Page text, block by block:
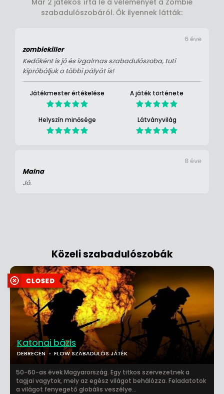
Már 2 játékos írta le a véleményét a Zombie
szabadulószobáról. Ők ilyennek látták:
zombiekiller
Kedőként is jó és izgalmas szabadulószoba, tuti
kipróbáljuk a többi pályát is!
6 éve
Játékmester értékelése A játék története
Helyszín minősége Látványvilág
Malna
Jó.
8 éve
Közeli szabadulószobák
Katonai bázis
DEBRECEN FLOW SZABADULÓS JÁTÉK
50-60-as évek Magyarország. Egy titkos szervezetnek a
tagjai vagytok, mely az egész világot behálózza. Feladatotok
a világot fenyegető globális veszélye...